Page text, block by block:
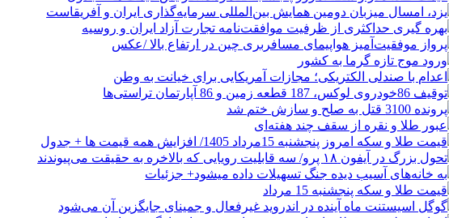
یزد، امسال میزبان دومین همایش بین‌المللی سرمایه‌گذاری ایران و آفریقاست
بهره گیری حداکثری از ظرفیت موافقت‌نامه تجارت آزاد ایران و روسیه
پرواز موفقیت‌آمیز هواپیمای مسافربری چین در ارتفاع بالا /عکس
ورود موج تازه گرما به کشور
اعدام با صندلی الکتریکی؛ مجازات آمریکایی برای خیانت به وطن
توقیف 86خودروی لوکس، 187 قطعه زمین و 86 آپارتمان تراستی‌ها
پرونده 3100 قتل به صلح و سازش ختم شد
عبور طلا و نقره از سقف چند هفته‌ای
قیمت طلا و سکه امروز پنجشنبه 15مرداد 1405/ افزایش همه قیمت ها + جدول
تحول بزرگ در آیفون ۱۸ پرو/ سه قابلیت رویایی که بالاخره به حقیقت می‌پیوندند
به خانه‌های آسیب دیده جنگ تسهیلات داده میشود+ جزئیات
قیمت طلا و سکه پنجشنبه 15 مرداد
گوگل اسیستنت ماه آینده در اندروید غیرفعال و جمینای جایگزین آن می‌شود